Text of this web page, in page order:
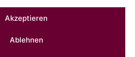
Akzeptieren
Ablehnen